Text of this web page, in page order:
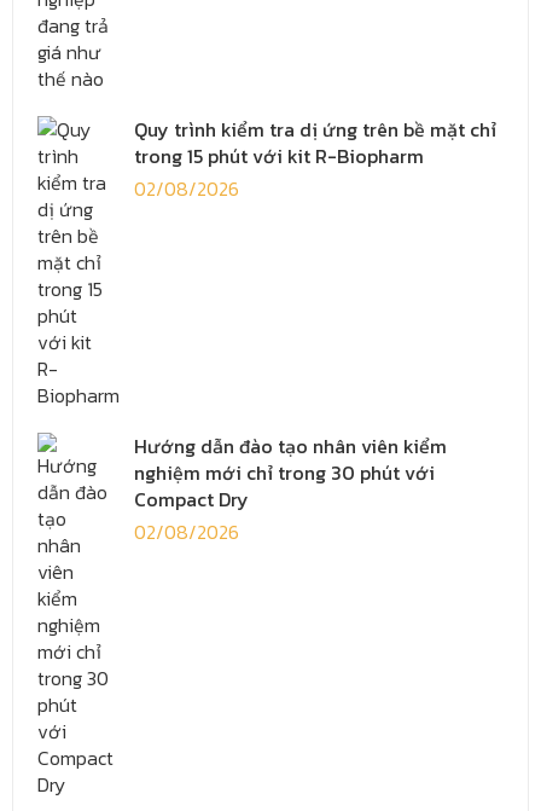
Quy trình kiểm tra dị ứng trên bề mặt chỉ
trong 15 phút với kit R-Biopharm
02/08/2026
Hướng dẫn đào tạo nhân viên kiểm
nghiệm mới chỉ trong 30 phút với
Compact Dry
02/08/2026